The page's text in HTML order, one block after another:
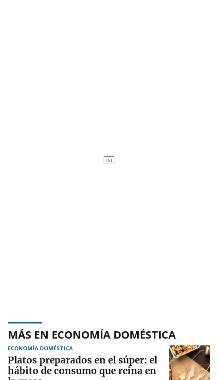
MÁS EN ECONOMÍA DOMÉSTICA
ECONOMÍA DOMÉSTICA
Platos preparados en el súper: el
hábito de consumo que reina en